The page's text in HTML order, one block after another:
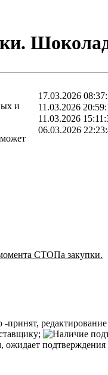
17.03.2026
11.03.2026
11.03.2026
06.03.2026
и
СТОПа закупки.
-принят,